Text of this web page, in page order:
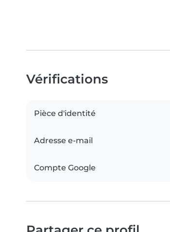
Vérifications
Pièce d'identité
Adresse e-mail
Compte Google